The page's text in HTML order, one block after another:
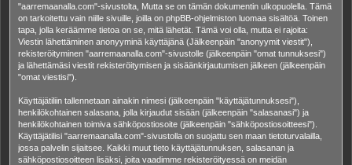
"aarremaanalla.com"-sivustolta, Mutta se on tämän dokumentin ulkopuolella. Tämä
on tarkoitettu vain niille sivuille, joilla on phpBB-ohjelmiston luomaa sisältöä. Toinen
tapa, jolla keräämme tietoa on se, mitä lähetät. Tämä voi olla, mutta ei rajoita:
Viestin lähettäminen anonyyminä käyttäjänä (Jälkeenpäin "anonyymit viestit"),
rekisteröityminen "aarremaanalla.com"-sivustolle (jälkeenpäin "omat tunnuksesi")
ja lähettämäsi viestit rekisteröitymisen ja sisäänkirjautumisen jälkeen (jälkeenpäin
"omat viestisi").
Käyttäjätiliin tallennetaan ainakin nimesi (jälkeenpäin "käyttäjätunnuksesi"),
henkilökohtainen salasana, jolla kirjaudut sisään (jälkeenpäin "salasanasi") ja
henkilökohtainen toimiva sähköpostiosoite (jälkeenpäin "sähköpostiosoitteesi").
Käyttäjätilisi "aarremaanalla.com"-sivustolla on suojattu sen maan tietoturvalailla,
jossa palvelin sijaitsee. Kaikki muut tieto käyttäjätunnuksen, salasanan ja
sähköpostiosoitteen lisäksi, joita vaadimme rekisteröityessä on meidän